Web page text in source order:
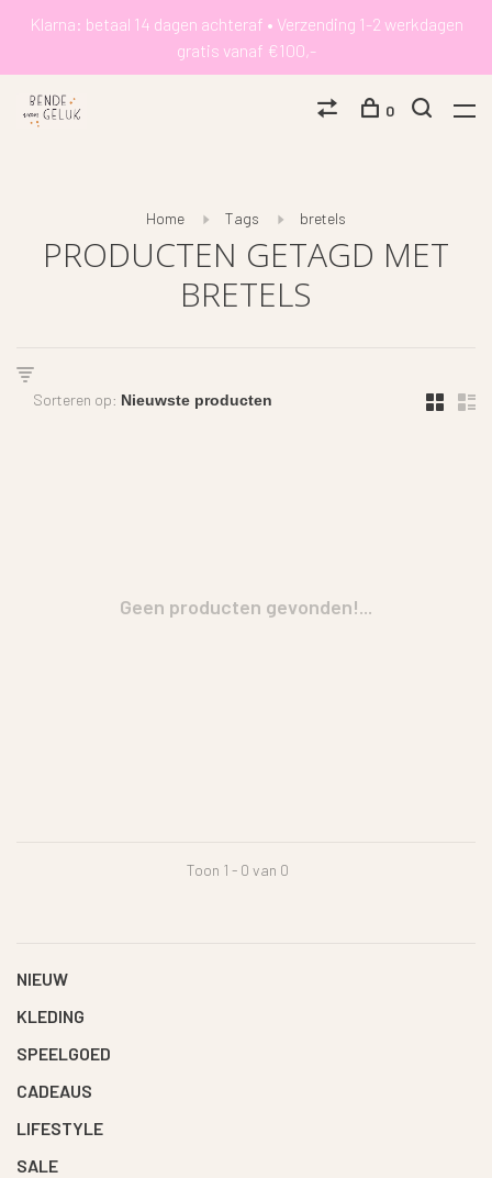
Klarna: betaal 14 dagen achteraf • Verzending 1-2 werkdagen
gratis vanaf €100,-
0
Home Tags bretels
PRODUCTEN GETAGD MET
BRETELS
Sorteren op:
Geen producten gevonden!...
Toon 1 - 0 van 0
NIEUW
KLEDING
SPEELGOED
CADEAUS
LIFESTYLE
SALE